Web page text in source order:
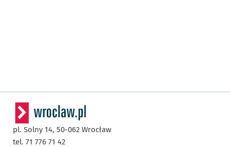
pl. Solny 14, 50-062 Wrocław
tel. 71 776 71 42